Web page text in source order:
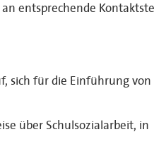
entsprechende
sich für die Einführung
über Schulsozialarbeit, in